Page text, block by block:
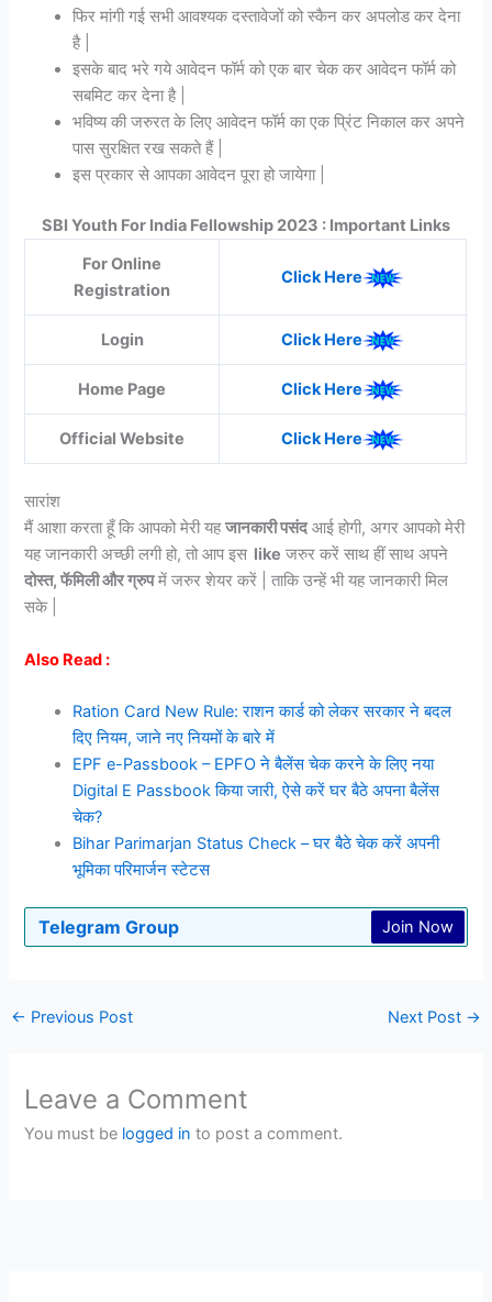
फिर मांगी गई सभी आवश्यक दस्तावेजों को स्कैन कर अपलोड कर देना
है |
इसके बाद भरे गये आवेदन फॉर्म को एक बार चेक कर आवेदन फॉर्म को
सबमिट कर देना है |
भविष्य की जरुरत के लिए आवेदन फॉर्म का एक प्रिंट निकाल कर अपने
पास सुरक्षित रख सकते हैं |
इस प्रकार से आपका आवेदन पूरा हो जायेगा |
SBI Youth For India Fellowship 2023 : Important Links
For Online
Registration
Click Here
Login Click Here
Home Page Click Here
Official Website Click Here
सारांश
मैं आशा करता हूँ कि आपको मेरी यहजानकारी पसंदआई होगी, अगर आपको मेरी
यह जानकारी अच्छी लगी हो, तो आप इस like जरुर करें साथ हीं साथ अपने
दोस्त, फॅमिली और ग्रुपमें जरुर शेयर करें | ताकि उन्हें भी यह जानकारी मिल
सके |
Also Read :
Ration Card New Rule: राशन कार्ड को लेकर सरकार ने बदल
दिए नियम, जाने नए नियमों के बारे में
EPF e-Passbook – EPFO ने बैलेंस चेक करने के लिए नया
Digital E Passbook किया जारी, ऐसे करें घर बैठे अपना बैलेंस
चेक?
Bihar Parimarjan Status Check – घर बैठे चेक करें अपनी
भूमिका परिमार्जन स्टेटस
Telegram Group Join Now
← Previous Post Next Post →
Leave a Comment
You must be logged in to post a comment.